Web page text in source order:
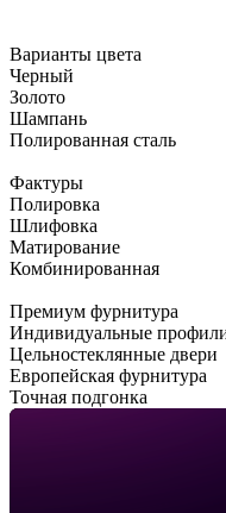
Варианты цвета
Черный
Золото
Шампань
Полированная сталь
Фактуры
Полировка
Шлифовка
Матирование
Комбинированная
Премиум фурнитура
Индивидуальные
Цельностеклянные двери
Европейская фурнитура
Точная подгонка